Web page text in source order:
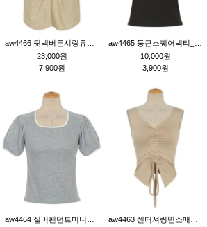
23,000원
7,900원
10,000원
3,900원